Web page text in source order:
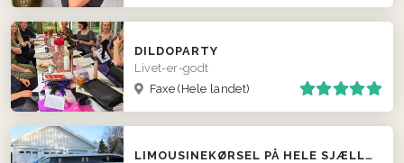
DILDOPARTY
Livet-er-godt
Faxe(Hele landet)
LIMOUSINEKØRSEL PÅ HELE SJÆLLAND